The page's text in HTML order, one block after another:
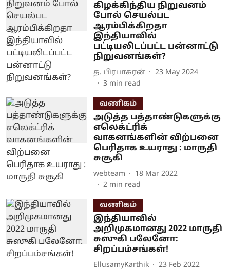
கிழக்கிந்திய நிறுவனம்
போல் செயல்பட
ஆரம்பிக்கிறதா
இந்தியாவில்
பட்டியலிடப்பட்ட பன்னாட்டு
நிறுவனங்கள்?
த. பிரபாகரன்
23 May 2024
3 min read
வணிகம்
அடுத்த பத்தாண்டுகளுக்கு
எலெக்ட்ரிக்
வாகனங்களின் விற்பனை
பெரிதாக உயராது : மாருதி
சுசூகி
webteam
18 Mar 2022
2 min read
வணிகம்
இந்தியாவில்
அறிமுகமானது 2022 மாருதி
சுஸுகி பலேனோ:
சிறப்பம்சங்கள்!
EllusamyKarthik
23 Feb 2022